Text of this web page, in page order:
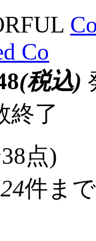
Co
(税込)
終了
点)
24件ま